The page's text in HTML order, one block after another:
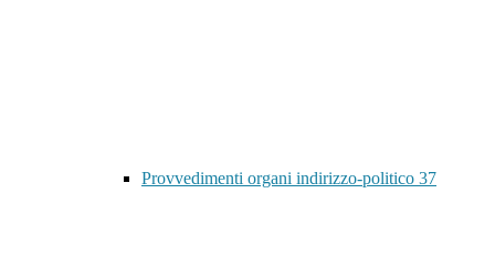
Provvedimenti organi indirizzo-politico 37